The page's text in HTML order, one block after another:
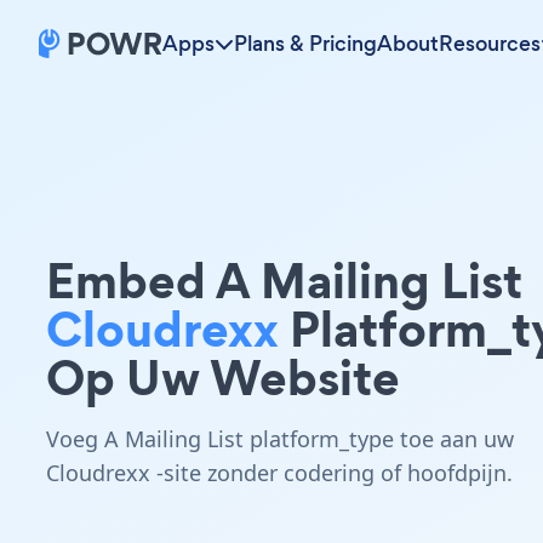
Apps Plans & PricingAboutResources
Embed A Mailing List
Cloudrexx
Op Uw Website
Voeg A Mailing List platform_type toe aan uw
Cloudrexx -site zonder codering of hoofdpijn.